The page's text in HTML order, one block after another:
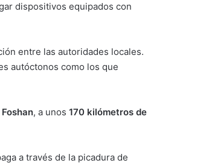
dispositivos equipados con
entre las autoridades locales.
autóctonos como los que
Foshan, a unos 170 kilómetros de
a través de la picadura de